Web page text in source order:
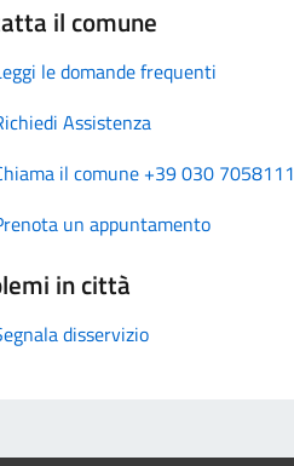
il comune
le domande frequenti
Assistenza
il comune +39 030 7058111
un appuntamento
in città
disservizio